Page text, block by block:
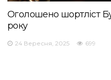
Оголошено шортліст
року
24 Вересня, 2025 699